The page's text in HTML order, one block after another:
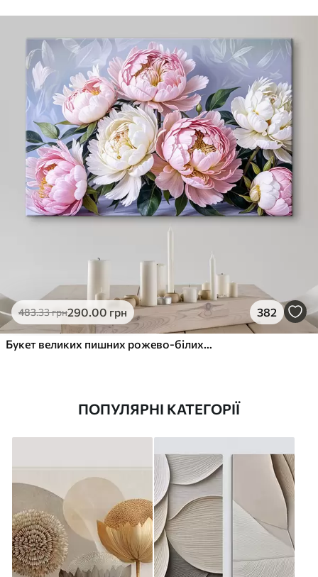
483.33грн290.00 грн 382
Букет великих пишних рожево-білих квітів півонії із зеленим листям на м’якому розмитому фоні
ПОПУЛЯРНІ КАТЕГОРІЇ